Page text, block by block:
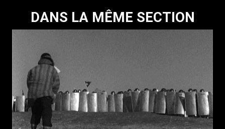
DANS LA MÊME SECTION